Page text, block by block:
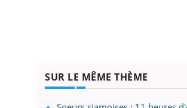
SUR LE MÊME THÈME